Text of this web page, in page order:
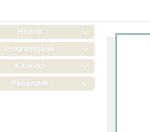
Híreink
Programajánló
Kitekintő
Pályázatok